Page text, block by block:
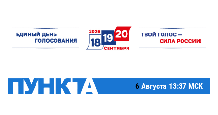
6 Августа 13:37 МСК